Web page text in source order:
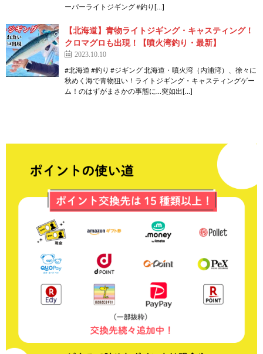
ーパーライトジギング #釣り[…]
【北海道】青物ライトジギング・キャスティング！
クロマグロも出現！【噴火湾釣り・最新】
2023.10.10
#北海道 #釣り #ジギング 北海道・噴火湾（内浦湾）、徐々に
秋めく海で青物狙い！ライトジギング・キャスティングゲー
ム！のはずがまさかの事態に…突如出[…]